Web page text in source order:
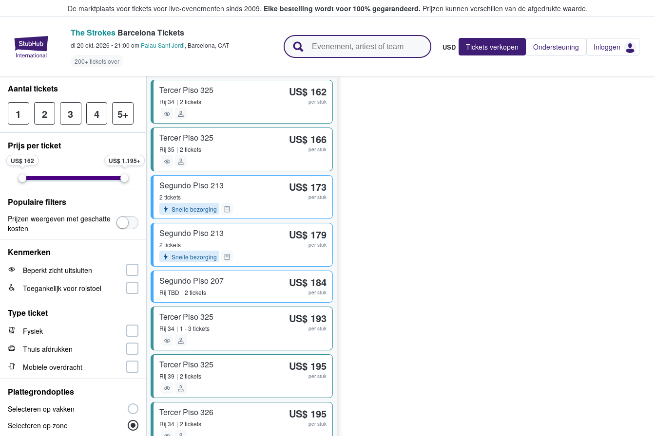
De marktplaats voor tickets voor live-evenementen sinds 2009. Elke bestelling wordt voor 100% gegarandeerd. Prijzen kunnen verschillen van de afgedrukte waarde.
StubHub: waar fans tickets kopen en verkopen
The Strokes Barcelona Tickets
di 20 okt. 2026 •21:00 om Palau Sant Jordi, Barcelona, CAT
200+ tickets over
USD Tickets verkopen Ondersteuning Inloggen
Tercer Piso 325
Rij34 2 tickets
US$ 162
per stuk
Tercer Piso 325
Rij35 2 tickets
US$ 166
per stuk
Segundo Piso 213
2 tickets
Snelle bezorging
US$ 173
per stuk
Segundo Piso 213
2 tickets
Snelle bezorging
US$ 179
per stuk
Segundo Piso 207
RijTBD 2 tickets
US$ 184
per stuk
Tercer Piso 325
Rij34 1 - 3 tickets
US$ 193
per stuk
Tercer Piso 325
Rij39 2 tickets
US$ 195
per stuk
Tercer Piso 326
Rij34 2 tickets
US$ 195
per stuk
Aantal tickets
1 2 3 4 5+
Prijs per ticket
US$ 162 US$ 1.195
Populaire filters
Prijzen weergeven met geschatte
kosten
Kenmerken
Beperkt zicht uitsluiten
Toegankelijk voor rolstoel
Type ticket
Fysiek
Thuis afdrukken
Mobiele overdracht
Plattegrondopties
Selecteren op vakken
Selecteren op zone